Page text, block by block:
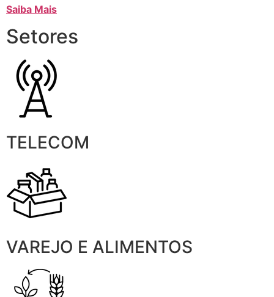
Saiba Mais
Setores
TELECOM
VAREJO E ALIMENTOS